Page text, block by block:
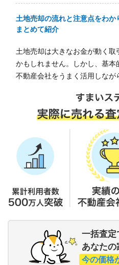
土地売却の流れと注意点をわか
まとめて紹介
土地売却は大きなお金が動く取
かもしれません。しかし、基本
不動産会社をうまく活用しなが
一括査定
あなたの
今の価格